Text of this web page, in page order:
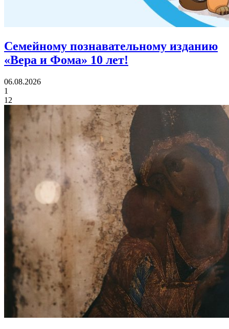
Семейному познавательному изданию
«Вера и Фома» 10 лет!
06.08.2026
1
12